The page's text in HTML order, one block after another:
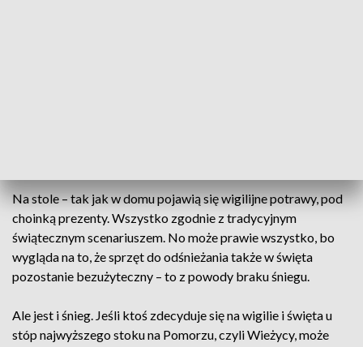
Na stole – tak jak w domu pojawią się wigilijne potrawy, pod
choinką prezenty. Wszystko zgodnie z tradycyjnym
świątecznym scenariuszem. No może prawie wszystko, bo
wygląda na to, że sprzęt do odśnieżania także w święta
pozostanie bezużyteczny – to z powody braku śniegu.
Ale jest i śnieg. Jeśli ktoś zdecyduje się na wigilie i święta u
stóp najwyższego stoku na Pomorzu, czyli Wieżycy, może